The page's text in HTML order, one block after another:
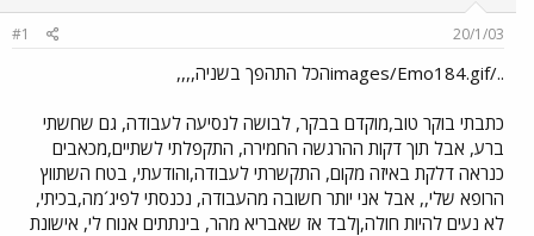
ו
ש
ת
י
20/1/03
#1
../images/Emo184.gifהכל התהפך בשניה,,,,
כתבתי בוקר טוב,מוקדם בבקר, לבושה לנסיעה לעבודה, גם שחשתי
ברע, אבל תוך דקות ההרגשה החמירה, התקפלתי לשתיים,מכאבים
כנראה דלקת באיזה מקום, התקשרתי לעבודה,והודעתי, בטח השתווץ
הרופא שלי,, אבל אני יותר חשובה מהעבודה, נכנסתי לפיג´מה,בכיתי,
לא נעים להיות חולה,ןלבד אז שאבריא מהר, בינתתים אנוח לי, אישונת